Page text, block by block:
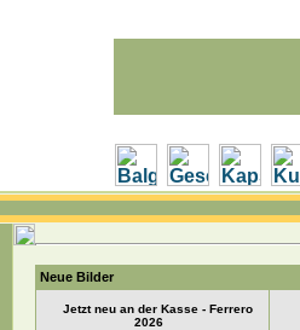
Neue Bilder
Jetzt neu an der Kasse - Ferrero
2026